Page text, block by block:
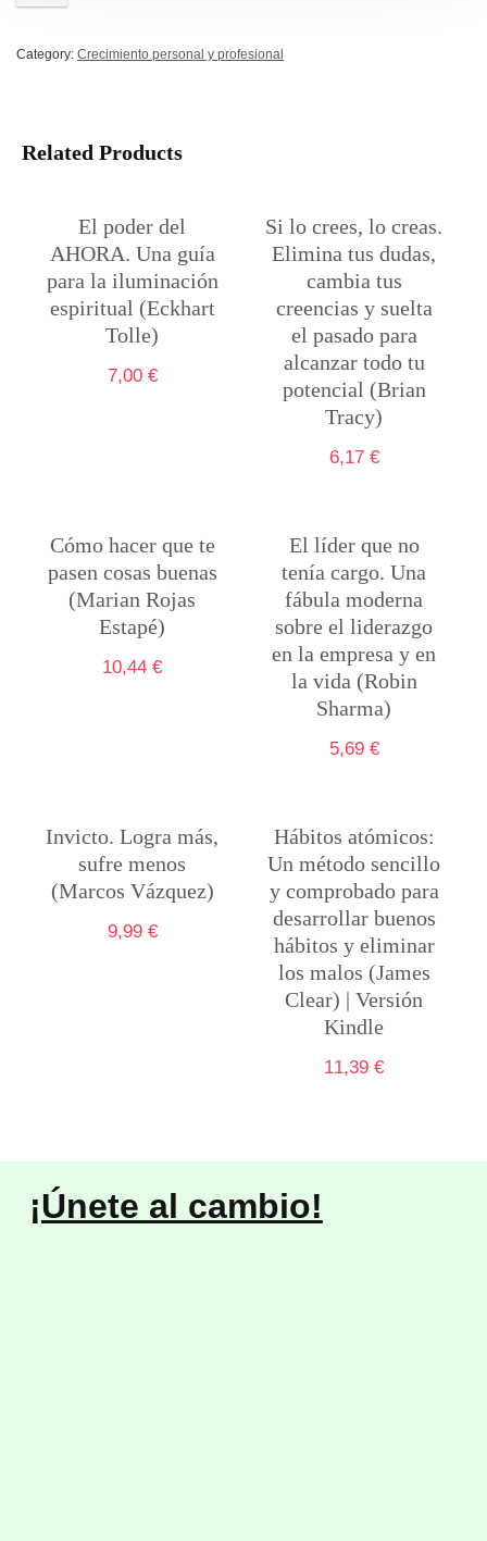
Category: Crecimiento personal y profesional
Related Products
El poder del
AHORA. Una guía
para la iluminación
espiritual (Eckhart
Tolle)
7,00 €
Si lo crees, lo creas.
Elimina tus dudas,
cambia tus
creencias y suelta
el pasado para
alcanzar todo tu
potencial (Brian
Tracy)
6,17 €
Cómo hacer que te
pasen cosas buenas
(Marian Rojas
Estapé)
10,44€
El líder que no
tenía cargo. Una
fábula moderna
sobre el liderazgo
en la empresa y en
la vida (Robin
Sharma)
5,69 €
Invicto. Logra más,
sufre menos
(Marcos Vázquez)
9,99 €
Hábitos atómicos:
Un método sencillo
y comprobado para
desarrollar buenos
hábitos y eliminar
los malos (James
Clear) | Versión
Kindle
11,39€
¡Únete al cambio!